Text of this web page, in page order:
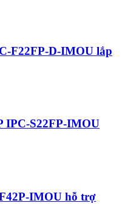
F22FP-D-IMOU lắp
IPC-S22FP-IMOU
IMOU hỗ trợ